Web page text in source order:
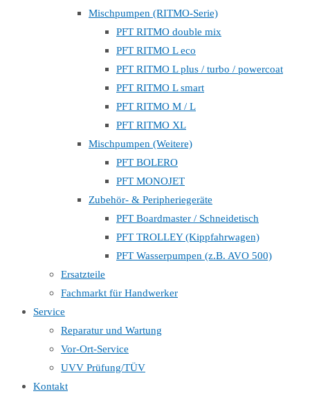
Mischpumpen (RITMO-Serie)
PFT RITMO double mix
PFT RITMO L eco
PFT RITMO L plus / turbo / powercoat
PFT RITMO L smart
PFT RITMO M / L
PFT RITMO XL
Mischpumpen (Weitere)
PFT BOLERO
PFT MONOJET
Zubehör- & Peripheriegeräte
PFT Boardmaster / Schneidetisch
PFT TROLLEY (Kippfahrwagen)
PFT Wasserpumpen (z.B. AVO 500)
Ersatzteile
Fachmarkt für Handwerker
Service
Reparatur und Wartung
Vor-Ort-Service
UVV Prüfung/TÜV
Kontakt